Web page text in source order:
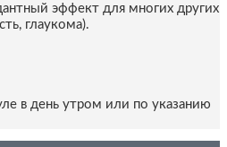
эффект для многих других
глаукома).
в день утром или по указанию